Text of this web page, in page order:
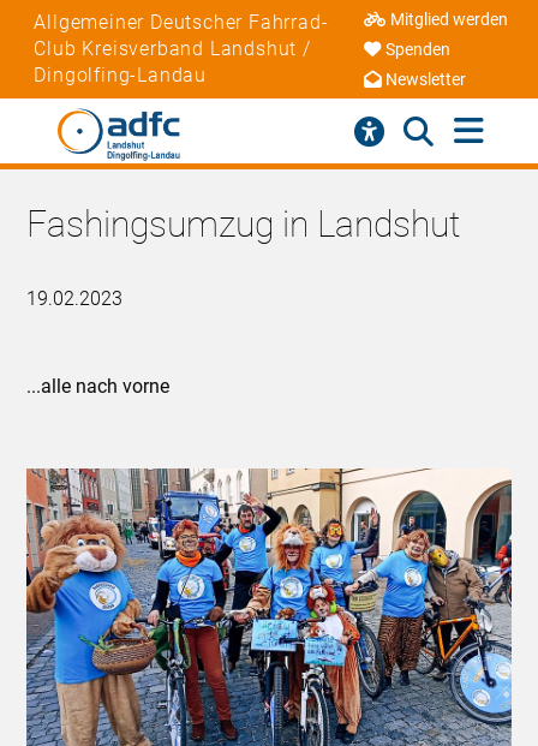
Allgemeiner Deutscher Fahrrad-
Club Kreisverband Landshut /
Dingolfing-Landau
Mitglied werden
Spenden
Newsletter
Fashingsumzug in Landshut
19.02.2023
...alle nach vorne